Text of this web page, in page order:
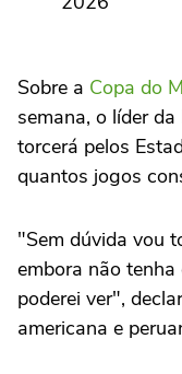
Sobre a Copa do
semana, o líder
torcerá pelos
quantos jogos
"Sem dúvida vou
embora não
poderei ver",
americana e